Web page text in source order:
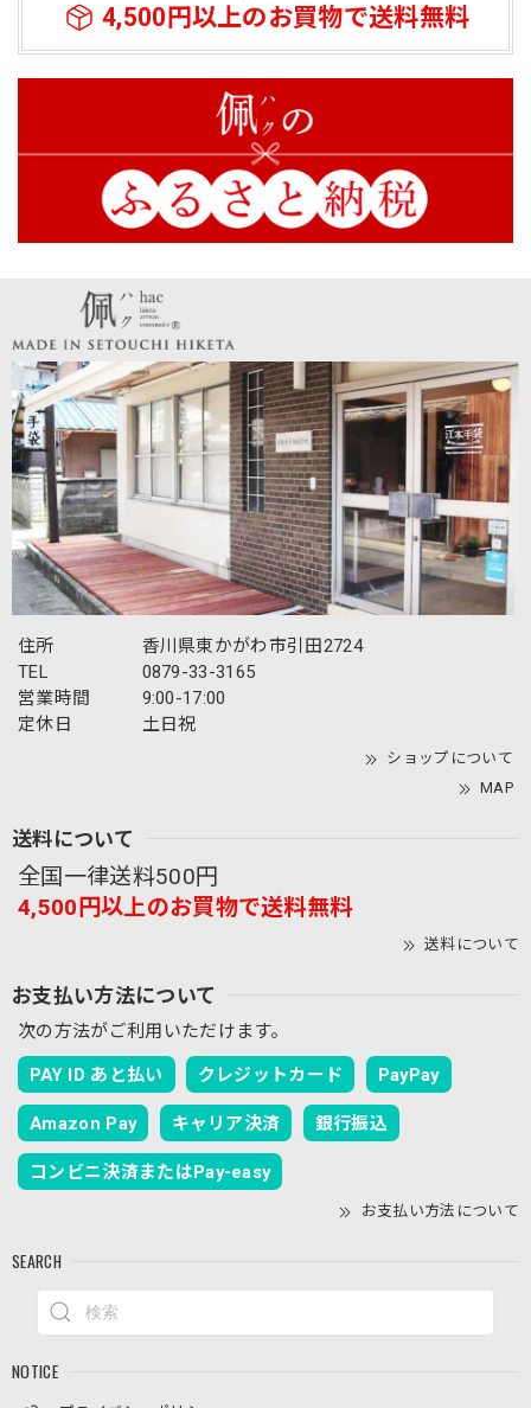
4,500円以上のお買物で送料無料
住所
香川県東かがわ市引田2724
TEL
0879-33-3165
営業時間
9:00-17:00
定休日
土日祝
ショップについて
MAP
送料について
全国一律送料500円
4,500円以上のお買物で送料無料
送料について
お支払い方法について
次の方法がご利用いただけます。
PAY ID あと払い クレジットカード PayPay
Amazon Pay キャリア決済 銀行振込
コンビニ決済またはPay-easy
お支払い方法について
SEARCH
NOTICE